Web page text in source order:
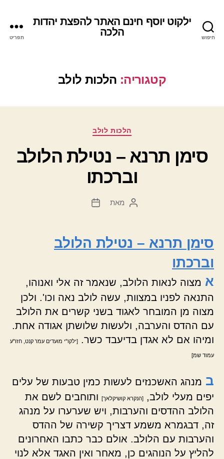
חיפוש
ילקוט יוסף חינם האתר להפצת יהדות
הלכה
תפריט
קטגוריה: הלכות לולב
קטגוריות
הלכות לולב
סימן תרנא – נטילת הלולב
וברכתו
המחבר
מאת
תאריך
סימן תרנא – נטילת הלולב
וברכתו
א מצוה לנאות הלולב, שנאמר זה אלי ואנוהו,
התנאה לפניו במצוות, עשה לולב נאה וכו'. ולכן
מצוה מן המובחר לאגוד בשני קשרים את הלולב
עם ההדס והערבה, ולעשות שלושתן אגודה אחת.
ומיהו אם לא אגדן בדיעבד כשר. [ילקו"י מועדים עמו' קנט, חזו"ע
עמוד שמ]
ב מנהג האשכנזים לעשות כמין טבעות של עלים
יפים מעלי לולב, [הנקרא קושיקלאך] ותוחבים לשם את
הלולב ההדסים והערבות, ויש שערערו על מנהג
זה, דבגמרא משמע דצריך קשירה של ההדס
והערבות עם הלולב. אולם כבר כתבו האחרונים
להליץ על הנוהגים כן, מאחר ואין האגד אלא לנוי